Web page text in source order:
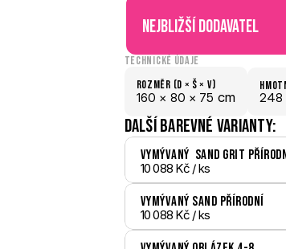
nejbližší dodavatel
Technické údaje
Rozměr (D × š × V)
160 × 80 × 75 cm 248
Další barevné varianty:
Vymývaný  Sand Grit
10 088 Kč / ks
Vymývaný Sand přírodní
10 088 Kč / ks